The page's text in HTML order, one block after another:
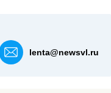
lenta@newsvl.ru